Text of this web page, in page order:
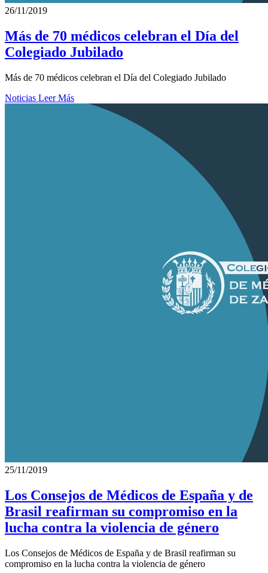
26/11/2019
Más de 70 médicos celebran el Día del
Colegiado Jubilado
Más de 70 médicos celebran el Día del Colegiado Jubilado
Noticias Leer Más
25/11/2019
Los Consejos de Médicos de España y de
Brasil reafirman su compromiso en la
lucha contra la violencia de género
Los Consejos de Médicos de España y de Brasil reafirman su
compromiso en la lucha contra la violencia de género